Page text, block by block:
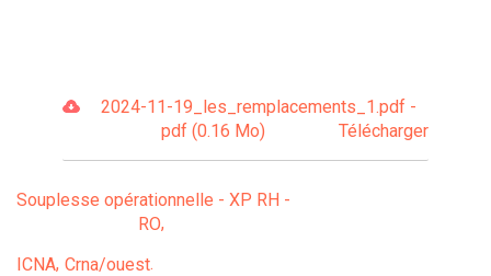
2024-11-19_les_remplacements_1.pdf -
pdf (0.16 Mo)
Télécharger
Souplesse opérationnelle - XP RH -
RO
ICNA Crna/ouest